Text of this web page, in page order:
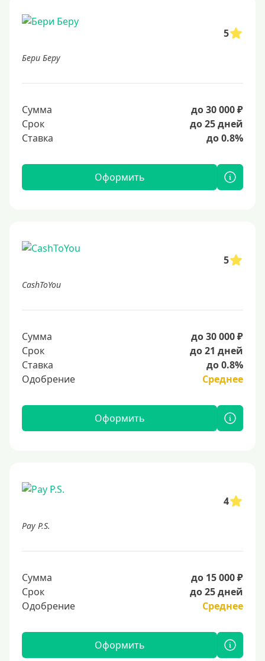
5
Бери Беру
Сумма
до 30 000 ₽
Срок
до 25 дней
Ставка
до 0.8%
Оформить
5
CashToYou
Сумма
до 30 000 ₽
Срок
до 21 дней
Ставка
до 0.8%
Одобрение
Среднее
Оформить
4
Pay P.S.
Сумма
до 15 000 ₽
Срок
до 25 дней
Одобрение
Среднее
Оформить